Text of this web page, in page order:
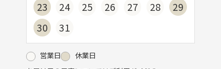
23
24 25 26 27 28
29
30
31
営業日
休業日